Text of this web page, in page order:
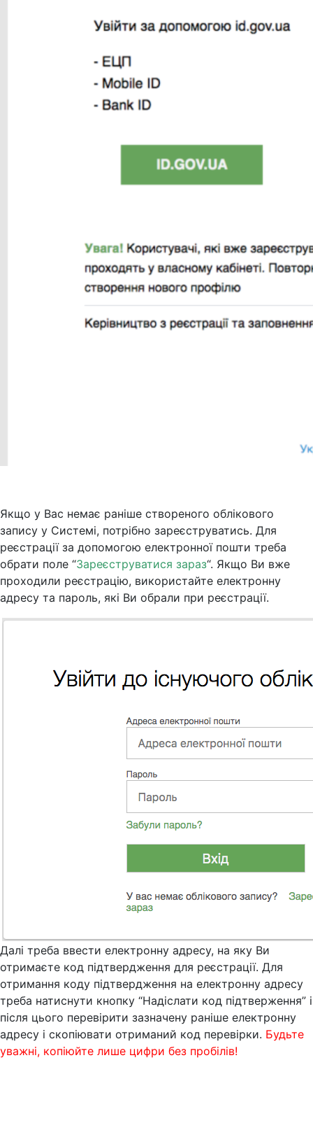
Якщо у Вас немає раніше створеного облікового
запису у Системі, потрібно зареєструватись. Для
реєстрації за допомогою електронної пошти треба
обрати поле “Зареєструватися зараз“. Якщо Ви вже
проходили реєстрацію, використайте електронну
адресу та пароль, які Ви обрали при реєстрації.
Далі треба ввести електронну адресу, на яку Ви
отримаєте код підтвердження для реєстрації. Для
отримання коду підтвердження на електронну адресу
треба натиснути кнопку “Надіслати код підтверження” і
після цього перевірити зазначену раніше електронну
адресу і скопіювати отриманий код перевірки. Будьте
уважні, копіюйте лише цифри без пробілів!